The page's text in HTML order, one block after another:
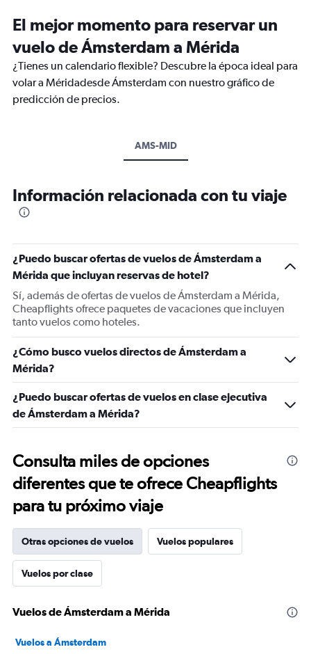
El mejor momento para reservar un
vuelo de Ámsterdam a Mérida
¿Tienes un calendario flexible? Descubre la época ideal para
volar a Méridadesde Ámsterdam con nuestro gráfico de
predicción de precios.
AMS-MID
Información relacionada con tu viaje
¿Puedo buscar ofertas de vuelos de Ámsterdam a
Mérida que incluyan reservas de hotel?
Sí, además de ofertas de vuelos de Ámsterdam a Mérida,
Cheapflights ofrece paquetes de vacaciones que incluyen
tanto vuelos como hoteles.
¿Cómo busco vuelos directos de Ámsterdam a
Mérida?
¿Puedo buscar ofertas de vuelos en clase ejecutiva
de Ámsterdam a Mérida?
Consulta miles de opciones
diferentes que te ofrece Cheapflights
para tu próximo viaje
Otras opciones de vuelos Vuelos populares
Vuelos por clase
Vuelos de Ámsterdam a Mérida
Vuelos a Ámsterdam